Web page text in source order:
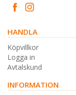
HANDLA
Köpvillkor
Logga in
Avtalskund
INFORMATION